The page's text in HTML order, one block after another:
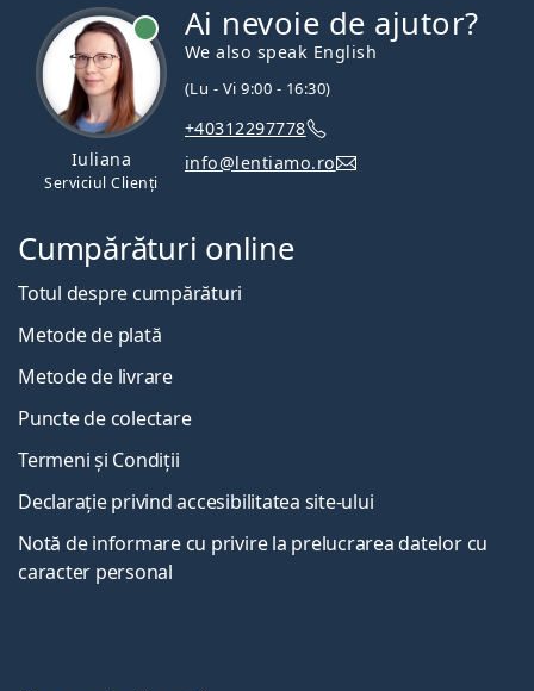
Iuliana
Serviciul Clienți
Ai nevoie de ajutor?
We also speak English
(Lu - Vi 9:00 - 16:30)
+40312297778
info@lentiamo.ro
Cumpărături online
Totul despre cumpărături
Metode de plată
Metode de livrare
Puncte de colectare
Termeni și Condiții
Declarație privind accesibilitatea site-ului
Notă de informare cu privire la prelucrarea datelor cu
caracter personal